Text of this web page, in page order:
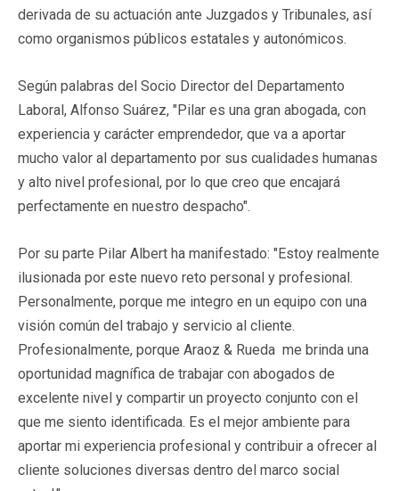
derivada de su actuación ante Juzgados y Tribunales, así
como organismos públicos estatales y autonómicos.
Según palabras del Socio Director del Departamento
Laboral, Alfonso Suárez, "Pilar es una gran abogada, con
experiencia y carácter emprendedor, que va a aportar
mucho valor al departamento por sus cualidades humanas
y alto nivel profesional, por lo que creo que encajará
perfectamente en nuestro despacho".
Por su parte Pilar Albert ha manifestado: "Estoy realmente
ilusionada por este nuevo reto personal y profesional.
Personalmente, porque me integro en un equipo con una
visión común del trabajo y servicio al cliente.
Profesionalmente, porque Araoz & Rueda me brinda una
oportunidad magnífica de trabajar con abogados de
excelente nivel y compartir un proyecto conjunto con el
que me siento identificada. Es el mejor ambiente para
aportar mi experiencia profesional y contribuir a ofrecer al
cliente soluciones diversas dentro del marco social